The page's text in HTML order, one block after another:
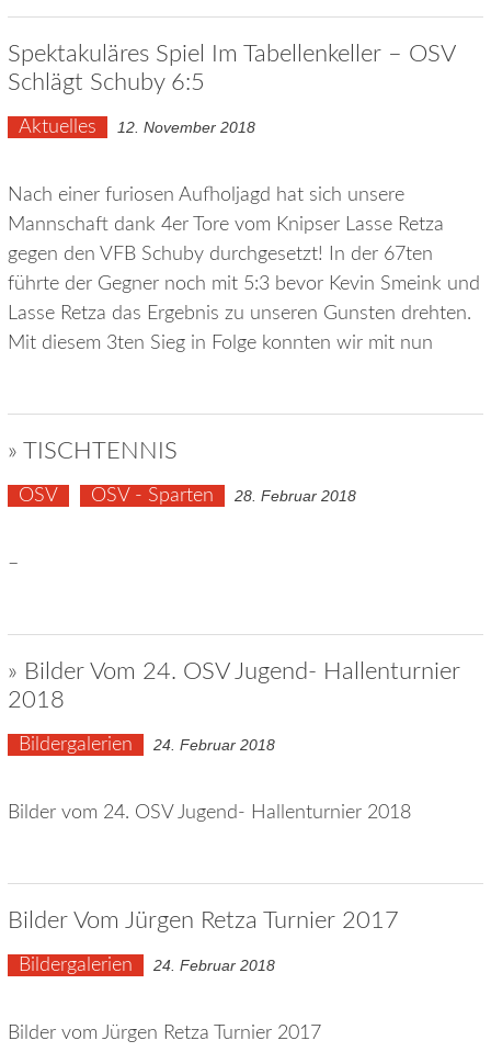
Spektakuläres Spiel Im Tabellenkeller – OSV
Schlägt Schuby 6:5
Aktuelles 12. November 2018
Nach einer furiosen Aufholjagd hat sich unsere
Mannschaft dank 4er Tore vom Knipser Lasse Retza
gegen den VFB Schuby durchgesetzt! In der 67ten
führte der Gegner noch mit 5:3 bevor Kevin Smeink und
Lasse Retza das Ergebnis zu unseren Gunsten drehten.
Mit diesem 3ten Sieg in Folge konnten wir mit nun
» TISCHTENNIS
OSV OSV - Sparten 28. Februar 2018
–
» Bilder Vom 24. OSV Jugend- Hallenturnier
2018
Bildergalerien 24. Februar 2018
Bilder vom 24. OSV Jugend- Hallenturnier 2018
Bilder Vom Jürgen Retza Turnier 2017
Bildergalerien 24. Februar 2018
Bilder vom Jürgen Retza Turnier 2017